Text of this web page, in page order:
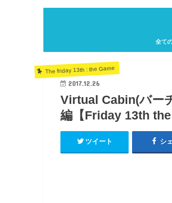
全て
The friday 13th : the Game
2017.12.26
Virtual Cabin(バー
編【Friday 13th the
ツイート シ